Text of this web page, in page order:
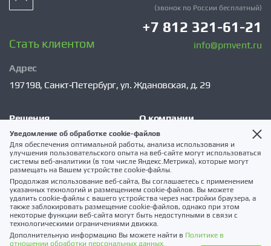
Уведомление об обработке cookie-файлов
Для обеспечения оптимальной работы, анализа использования и
улучшения пользовательского опыта на веб-сайте могут использоваться
системы веб-аналитики (в том числе Яндекс.Метрика), которые могут
размещать на Вашем устройстве cookie-файлы.
Продолжая использование веб-сайта, Вы соглашаетесь с применением
указанных технологий и размещением cookie-файлов. Вы можете
удалить cookie-файлы с вашего устройства через настройки браузера, а
также заблокировать размещение cookie-файлов, однако при этом
некоторые функции веб-сайта могут быть недоступными в связи с
технологическими ограничениями движка.
Дополнительную информацию Вы можете найти в Политике в
отношении обработки персональных данных.
Решения
VSM
Каталог
Услуги
Наши проекты
Экспертиза проекта
О компании
Сервис
Клиентам
Публикации
Контакты
Карта сайта
Адрес
197198, Санкт‑Петербург, ул. Ждановская, д. 29
Стать клиентом
(звонок по России бесплатный)
+7 812 321-61-21
info@pmvent.ru